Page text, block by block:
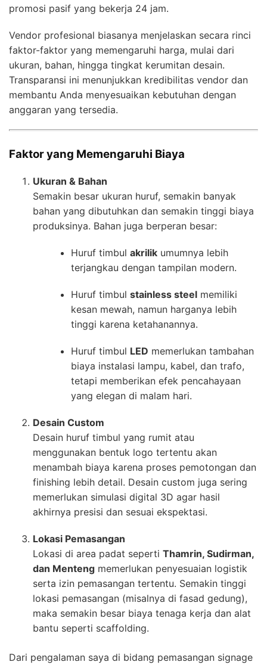
promosi pasif yang bekerja 24 jam.
Vendor profesional biasanya menjelaskan secara rinci
faktor-faktor yang memengaruhi harga, mulai dari
ukuran, bahan, hingga tingkat kerumitan desain.
Transparansi ini menunjukkan kredibilitas vendor dan
membantu Anda menyesuaikan kebutuhan dengan
anggaran yang tersedia.
Faktor yang Memengaruhi Biaya
Ukuran & Bahan
Semakin besar ukuran huruf, semakin banyak
bahan yang dibutuhkan dan semakin tinggi biaya
produksinya. Bahan juga berperan besar:
Huruf timbul akrilik umumnya lebih
terjangkau dengan tampilan modern.
Huruf timbul stainless steel memiliki
kesan mewah, namun harganya lebih
tinggi karena ketahanannya.
Huruf timbul LED memerlukan tambahan
biaya instalasi lampu, kabel, dan trafo,
tetapi memberikan efek pencahayaan
yang elegan di malam hari.
Desain Custom
Desain huruf timbul yang rumit atau
menggunakan bentuk logo tertentu akan
menambah biaya karena proses pemotongan dan
finishing lebih detail. Desain custom juga sering
memerlukan simulasi digital 3D agar hasil
akhirnya presisi dan sesuai ekspektasi.
Lokasi Pemasangan
Lokasi di area padat seperti Thamrin, Sudirman,
dan Menteng memerlukan penyesuaian logistik
serta izin pemasangan tertentu. Semakin tinggi
lokasi pemasangan (misalnya di fasad gedung),
maka semakin besar biaya tenaga kerja dan alat
bantu seperti scaffolding.
Dari pengalaman saya di bidang pemasangan signage